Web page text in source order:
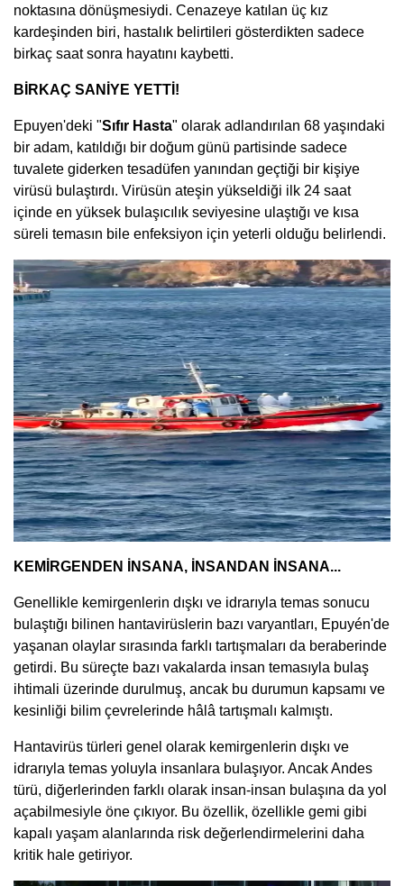
noktasına dönüşmesiydi. Cenazeye katılan üç kız
kardeşinden biri, hastalık belirtileri gösterdikten sadece
birkaç saat sonra hayatını kaybetti.
BİRKAÇ SANİYE YETTİ!
Epuyen'deki "Sıfır Hasta" olarak adlandırılan 68 yaşındaki
bir adam, katıldığı bir doğum günü partisinde sadece
tuvalete giderken tesadüfen yanından geçtiği bir kişiye
virüsü bulaştırdı. Virüsün ateşin yükseldiği ilk 24 saat
içinde en yüksek bulaşıcılık seviyesine ulaştığı ve kısa
süreli temasın bile enfeksiyon için yeterli olduğu belirlendi.
KEMİRGENDEN İNSANA, İNSANDAN İNSANA...
Genellikle kemirgenlerin dışkı ve idrarıyla temas sonucu
bulaştığı bilinen hantavirüslerin bazı varyantları, Epuyén'de
yaşanan olaylar sırasında farklı tartışmaları da beraberinde
getirdi. Bu süreçte bazı vakalarda insan temasıyla bulaş
ihtimali üzerinde durulmuş, ancak bu durumun kapsamı ve
kesinliği bilim çevrelerinde hâlâ tartışmalı kalmıştı.
Hantavirüs türleri genel olarak kemirgenlerin dışkı ve
idrarıyla temas yoluyla insanlara bulaşıyor. Ancak Andes
türü, diğerlerinden farklı olarak insan-insan bulaşına da yol
açabilmesiyle öne çıkıyor. Bu özellik, özellikle gemi gibi
kapalı yaşam alanlarında risk değerlendirmelerini daha
kritik hale getiriyor.